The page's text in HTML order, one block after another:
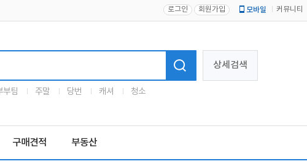
로그인 회원가입 모바일 커뮤니티
상세검색
부팀 주말 당번 캐셔 청소
구매견적 부동산